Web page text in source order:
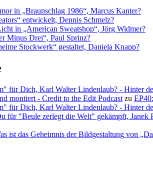
in „Braunschlag 1986“, Marcus Kanter?
entwickelt, Dennis Schmelz?
in „American Sweatshop“, Jörg Widmer?
Minus Drei“, Paul Sprinz?
Stockwerk“ gestaltet, Daniela Knapp?
für Dich, Karl Walter Lindenlaub? - Hinter
montiert - Credit to the Edit Podcast zu
für Dich, Karl Walter Lindenlaub? - Hinter
für "Beule zerlegt die Welt" gekämpft, Janek
ist das Geheimnis der Bildgestaltung von